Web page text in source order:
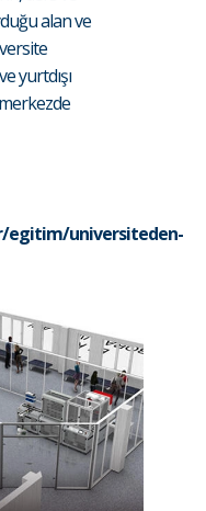
alan ve
yurtdışı
egitim/universiteden-